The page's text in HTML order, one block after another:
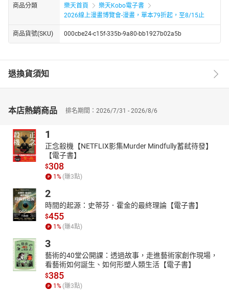
商品分類 樂天首頁
樂天Kobo電子書
2026線上漫畫博覽會-漫畫，單本79折起，至8/15止
商品貨號(SKU) 000cbe24-c15f-335b-9a80-bb1927b02a5b
退換貨須知
本店熱銷商品 排名期間：2026/7/31 - 2026/8/6
1
正念殺機【NETFLIX影集Murder Mindfully蓄弒待發】
【電子書】
$308
1% (賺3點)
2
時間的起源：史蒂芬．霍金的最終理論【電子書】
$455
1% (賺4點)
3
藝術的40堂公開課：透過故事，走進藝術家創作現場，
看藝術如何誕生、如何形塑人類生活【電子書】
$385
1% (賺3點)